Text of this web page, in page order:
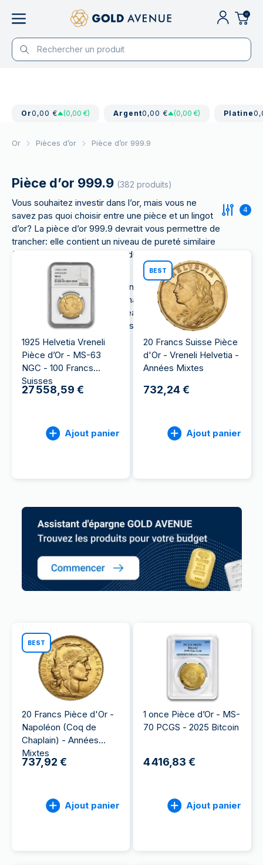
0
Or0,00 € (0,00 €) Argent0,00 € (0,00 €) Platine
Or Pièces d’or Pièce d’or 999.9
Pièce d’or 999.9 (382 produits)
Vous souhaitez investir dans l’or, mais vous ne
savez pas quoi choisir entre une pièce et un lingot
d’or? La pièce d’or 999.9 devrait vous permettre de
trancher: elle contient un niveau de pureté similaire
à celui d’un lingot, le charme des
La pièce d’or 999.9 est l’alternative idéale aux
lingots. Elle possède un très haut niveau de pureté,
et séduira les amateurs de beaux objets comme les
numismates avec ses designs travaillés.
4
1925 Helvetia Vreneli
Pièce d’Or - MS-63
NGC - 100 Francs
Suisses
27 558,59 €
Ajout panier
BEST
20 Francs Suisse Pièce
d'Or - Vreneli Helvetia -
Années Mixtes
732,24 €
Ajout panier
BEST
20 Francs Pièce d'Or -
Napoléon (Coq de
Chaplain) - Années
Mixtes
737,92 €
Ajout panier
1 once Pièce d’Or - MS-
70 PCGS - 2025 Bitcoin
4 416,83 €
Ajout panier